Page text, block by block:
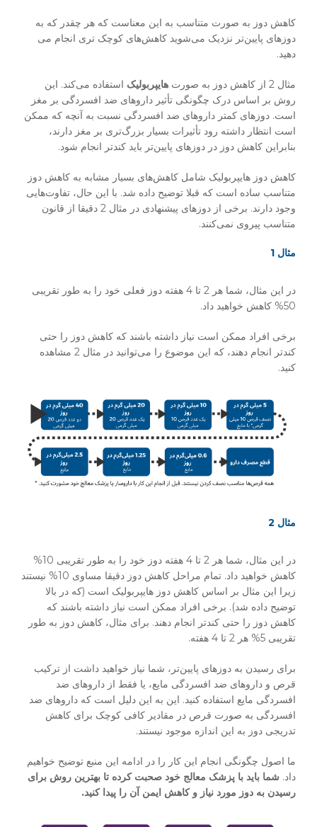
کاهش دوز به صورت متناسب به این معناست که هر چقدر که به
دوزهای پایین‌تر نزدیک‌ می‌شوید کاهش‌های کوچک تری انجام می
دهید.
مثال 2 از کاهش دوز به صورت هایپربولیک استفاده می‌کند. این
روش بر اساس درک چگونگی تأ‌ثیر داروهای ضد افسردگی بر مغز
است. دوزهای کمتر داروهای ضد افسردگی نسبت به آنچه که ممکن
است انتظار داشته رود تأثیرات بسیار بزرگ‌تری بر مغز دارند،
بنابراین کاهش دوز در دوزهای پایین‌تر باید کندتر انجام شود.
کاهش دوز هایپربولیک شامل کاهش‌های بسیار مشابه به کاهش دوز
متناسب ساده است که قبلا توضیح داده شد. با این حال، تفاوت‌هایی
وجود دارند. برخی از دوزهای پیشنهادی در مثال 2 دقیقا از قانون
متناسب پیروی نمی‌کنند.
مثال 1
در این مثال، شما هر 2 تا 4 هفته دوز فعلی خود را به طور تقریبی
50% کاهش خواهید داد.
برخی افراد ممکن است نیاز داشته باشند که کاهش دوز را حتی
کندتر انجام دهند، که این موضوع را می‌توانید در مثال 2 مشاهده
کنید.
مثال 2
در این مثال، شما هر 2 تا 4 هفته دوز خود را به طور تقریبی 10%
کاهش خواهید داد. تمام مراحل کاهش دوز دقیقا مساوی 10% نیستند
زیرا این مثال بر اساس کاهش دوز هایپربولیک است (که در بالا
توضیح داده شد). برخی افراد ممکن است نیاز داشته باشند که
کاهش دوز را حتی کندتر انجام دهند. برای مثال، کاهش دوز به طور
تقریبی 5% هر 2 تا 4 هفته.
برای رسیدن به دوزهای پایین‌تر، شما نیاز خواهید داشت از ترکیب
قرص و داروهای ضد افسردگی مایع، یا فقط از داروهای ضد
افسردگی مایع استفاده کنید. این به این دلیل است که داروهای ضد
افسردگی به صورت قرص در مقادیر کافی کوچک برای کاهش
تدریجی دوز به این اندازه موجود نیستند.
ما اصول چگونگی انجام این کار را در ادامه این منبع توضیح خواهیم
داد. شما باید با پزشک معالج خود صحبت کرده تا بهترین روش برای
رسیدن به دوز مورد نیاز و کاهش ایمن آن را پیدا کنید.